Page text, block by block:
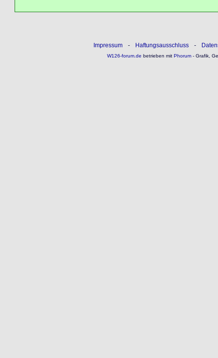
Impressum - Haftungsausschluss -
W126-forum.de betrieben mitPhorum- Grafik,